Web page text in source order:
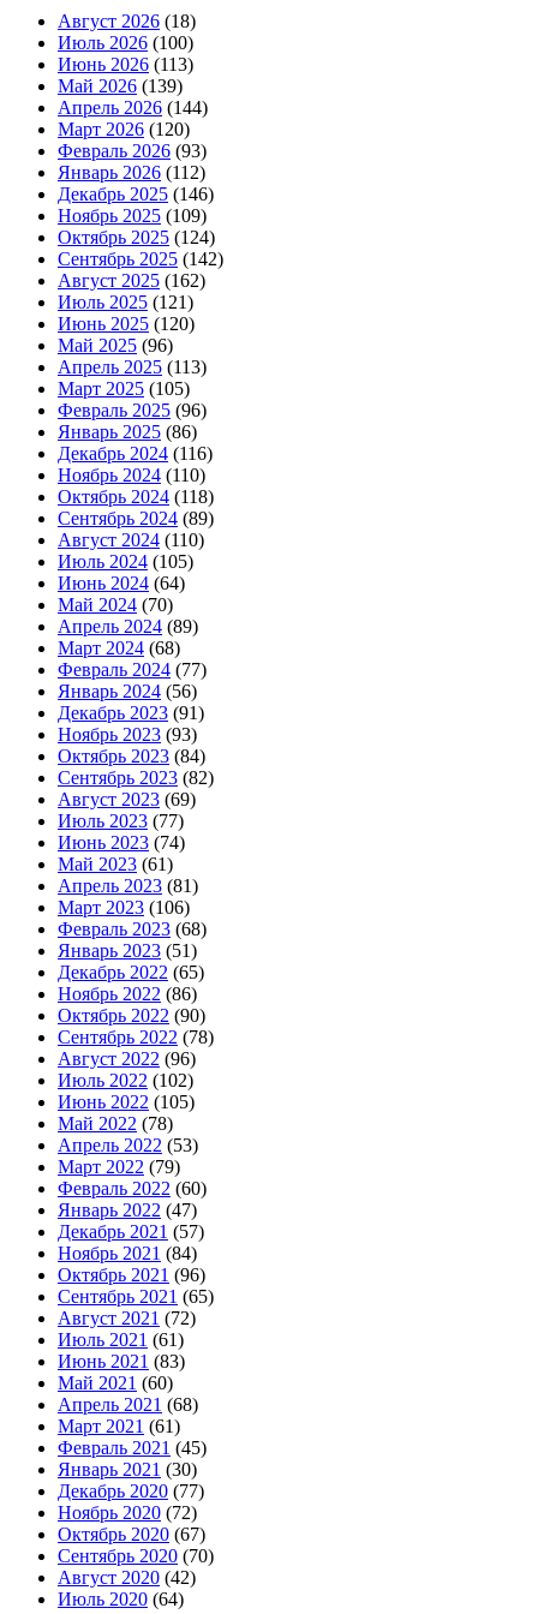
Август 2026 (18)
Июль 2026 (100)
Июнь 2026 (113)
Май 2026 (139)
Апрель 2026 (144)
Март 2026 (120)
Февраль 2026 (93)
Январь 2026 (112)
Декабрь 2025 (146)
Ноябрь 2025 (109)
Октябрь 2025 (124)
Сентябрь 2025 (142)
Август 2025 (162)
Июль 2025 (121)
Июнь 2025 (120)
Май 2025 (96)
Апрель 2025 (113)
Март 2025 (105)
Февраль 2025 (96)
Январь 2025 (86)
Декабрь 2024 (116)
Ноябрь 2024 (110)
Октябрь 2024 (118)
Сентябрь 2024 (89)
Август 2024 (110)
Июль 2024 (105)
Июнь 2024 (64)
Май 2024 (70)
Апрель 2024 (89)
Март 2024 (68)
Февраль 2024 (77)
Январь 2024 (56)
Декабрь 2023 (91)
Ноябрь 2023 (93)
Октябрь 2023 (84)
Сентябрь 2023 (82)
Август 2023 (69)
Июль 2023 (77)
Июнь 2023 (74)
Май 2023 (61)
Апрель 2023 (81)
Март 2023 (106)
Февраль 2023 (68)
Январь 2023 (51)
Декабрь 2022 (65)
Ноябрь 2022 (86)
Октябрь 2022 (90)
Сентябрь 2022 (78)
Август 2022 (96)
Июль 2022 (102)
Июнь 2022 (105)
Май 2022 (78)
Апрель 2022 (53)
Март 2022 (79)
Февраль 2022 (60)
Январь 2022 (47)
Декабрь 2021 (57)
Ноябрь 2021 (84)
Октябрь 2021 (96)
Сентябрь 2021 (65)
Август 2021 (72)
Июль 2021 (61)
Июнь 2021 (83)
Май 2021 (60)
Апрель 2021 (68)
Март 2021 (61)
Февраль 2021 (45)
Январь 2021 (30)
Декабрь 2020 (77)
Ноябрь 2020 (72)
Октябрь 2020 (67)
Сентябрь 2020 (70)
Август 2020 (42)
Июль 2020 (64)